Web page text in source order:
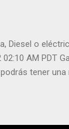
Diesel o
AM PDT
tener
hacen los